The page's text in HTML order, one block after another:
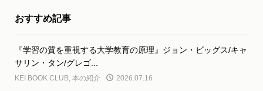
おすすめ記事
『学習の質を重視する大学教育の原理』ジョン・ビッグス/キャ
サリン・タン/グレゴ...
KEI BOOK CLUB, 本の紹介 2026.07.16